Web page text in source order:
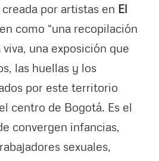
por artistas en El
como “una recopilación
una exposición que
las huellas y los
por este territorio
centro de Bogotá. Es el
convergen infancias,
sexuales,